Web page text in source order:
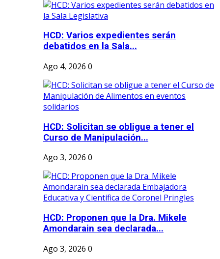
HCD: Varios expedientes serán
debatidos en la Sala...
Ago 4, 2026 0
HCD: Solicitan se obligue a tener el
Curso de Manipulación...
Ago 3, 2026 0
HCD: Proponen que la Dra. Mikele
Amondarain sea declarada...
Ago 3, 2026 0